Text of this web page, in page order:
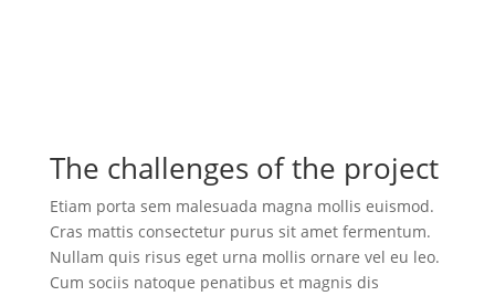
The challenges of the project
Etiam porta sem malesuada magna mollis euismod.
Cras mattis consectetur purus sit amet fermentum.
Nullam quis risus eget urna mollis ornare vel eu leo.
Cum sociis natoque penatibus et magnis dis